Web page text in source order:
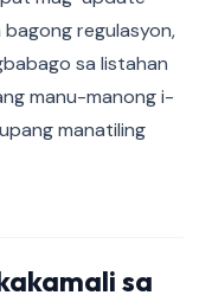
regulasyon,
sa listahan
manu-manong i-
manatiling
sa